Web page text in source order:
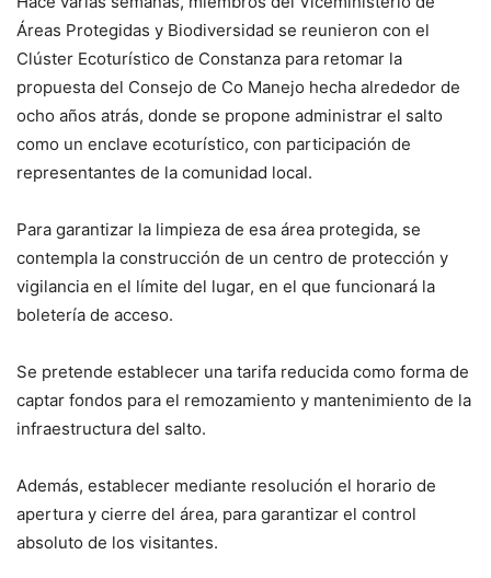
Áreas Protegidas y Biodiversidad se reunieron con el
Clúster Ecoturístico de Constanza para retomar la
propuesta del Consejo de Co Manejo hecha alrededor de
ocho años atrás, donde se propone administrar el salto
como un enclave ecoturístico, con participación de
representantes de la comunidad local.
Para garantizar la limpieza de esa área protegida, se
contempla la construcción de un centro de protección y
vigilancia en el límite del lugar, en el que funcionará la
boletería de acceso.
Se pretende establecer una tarifa reducida como forma de
captar fondos para el remozamiento y mantenimiento de la
infraestructura del salto.
Además, establecer mediante resolución el horario de
apertura y cierre del área, para garantizar el control
absoluto de los visitantes.